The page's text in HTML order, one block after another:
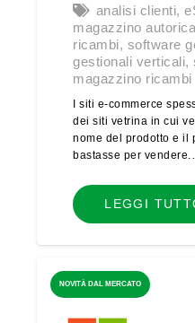
analisi clienti,
magazzino
ricambi, software
gestionali verticali,
magazzino ricambi
I siti e-commerce
dei siti vetrina in cui
nome del prodotto e il
bastasse per
LEGGI
NOVITÀ DAL MERCATO